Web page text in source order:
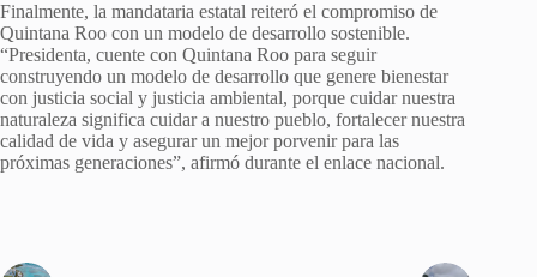
Finalmente, la mandataria estatal reiteró el compromiso de
Quintana Roo con un modelo de desarrollo sostenible.
“Presidenta, cuente con Quintana Roo para seguir
construyendo un modelo de desarrollo que genere bienestar
con justicia social y justicia ambiental, porque cuidar nuestra
naturaleza significa cuidar a nuestro pueblo, fortalecer nuestra
calidad de vida y asegurar un mejor porvenir para las
próximas generaciones”, afirmó durante el enlace nacional.